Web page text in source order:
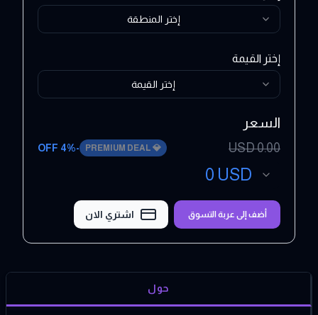
إختر المنطقة
إختر القيمة
إختر القيمة
السعر
0.00
USD
💎
PREMIUM DEAL
-
4% OFF
0 USD
أضف إلى عربة التسوق اشتري الان
حول